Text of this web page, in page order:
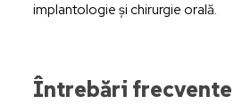
implantologie și chirurgie orală.
Întrebări frecvente